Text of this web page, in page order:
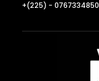
+(225) - 0767334850